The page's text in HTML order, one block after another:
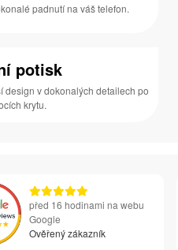
padnutí na váš telefon.
potisk
design v dokonalých detailech po
krytu.
před 16 hodinami na webu
Google
Ověřený zákazník